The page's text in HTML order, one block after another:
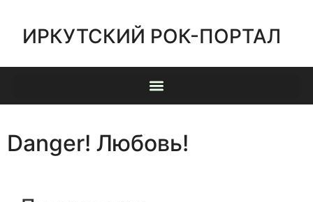
ИРКУТСКИЙ РОК-ПОРТАЛ
Danger! Любовь!